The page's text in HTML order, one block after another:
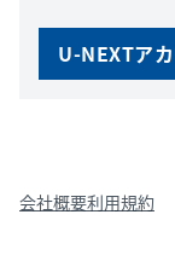
U-NEXTア
会社概要利用規約